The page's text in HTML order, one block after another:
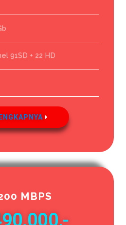
91SD + 22 HD
MBPS